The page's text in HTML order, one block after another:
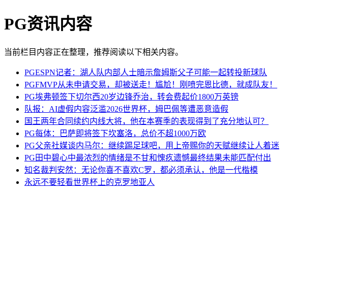
PG资讯内容
当前栏目内容正在整理，推荐阅读以下相关内容。
PGESPN记者：湖人队内部人士暗示詹姆斯父子可能一起转投新球队
PGFMVP从未申请交易，却被送走！尴尬！刚喷完恩比德，就成队友！
PG埃弗顿签下切尔西20岁边锋乔治，转会费起价1800万英镑
队报：AI虚假内容泛滥2026世界杯，姆巴佩等遭恶意造假
国王两年合同续约内线大将，他在本赛季的表现得到了充分地认可？
PG每体：巴萨即将签下坎塞洛，总价不超1000万欧
PG父亲社媒谈内马尔：继续踢足球吧，用上帝赐你的天赋继续让人着迷
PG田中碧心中最浓烈的情绪是不甘和愧疚遗憾最终结果未能匹配付出
知名裁判安然：无论你喜不喜欢C罗，都必须承认，他是一代楷模
永远不要轻看世界杯上的克罗地亚人